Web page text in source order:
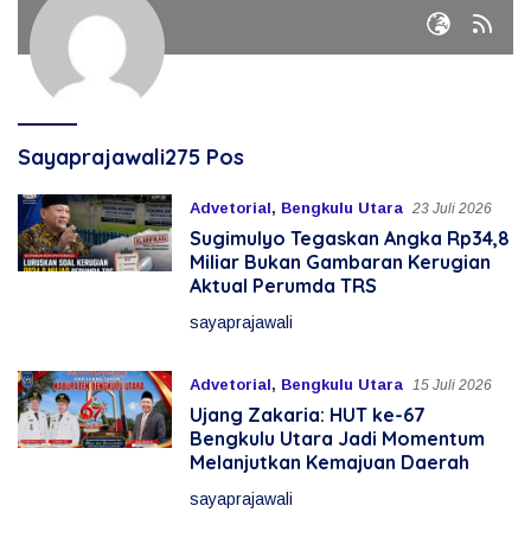
Sayaprajawali275 Pos
Advetorial, Bengkulu Utara 23 Juli 2026
Sugimulyo Tegaskan Angka Rp34,8
Miliar Bukan Gambaran Kerugian
Aktual Perumda TRS
sayaprajawali
Advetorial, Bengkulu Utara 15 Juli 2026
Ujang Zakaria: HUT ke-67
Bengkulu Utara Jadi Momentum
Melanjutkan Kemajuan Daerah
sayaprajawali